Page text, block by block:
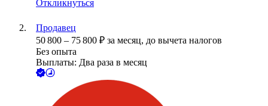
Откликнуться
Продавец
50 800 – 75 800 ₽ за месяц, до вычета налогов
Без опыта
Выплаты: Два раза в месяц